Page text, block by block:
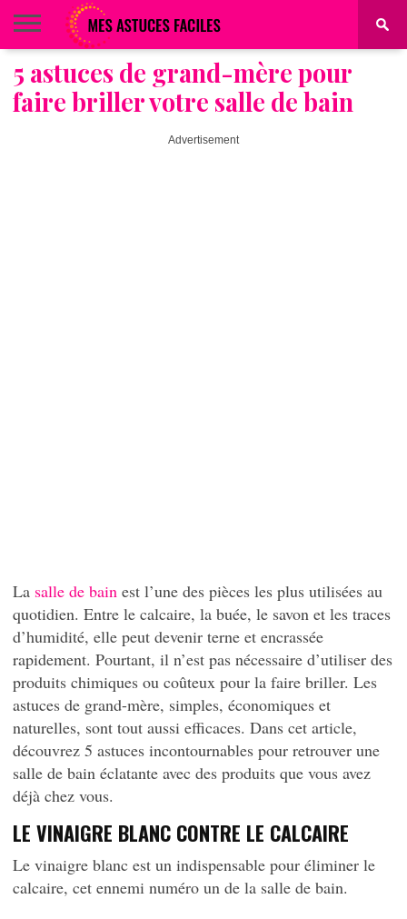
BEAUTÉ
COIFFURE
ALIMENTATION
MAQUILLAGE
MAISON
5 astuces de grand-mère pour
faire briller votre salle de bain
Advertisement
La salle de bain est l’une des pièces les plus utilisées au
quotidien. Entre le calcaire, la buée, le savon et les traces
d’humidité, elle peut devenir terne et encrassée
rapidement. Pourtant, il n’est pas nécessaire d’utiliser des
produits chimiques ou coûteux pour la faire briller. Les
astuces de grand-mère, simples, économiques et
naturelles, sont tout aussi efficaces. Dans cet article,
découvrez 5 astuces incontournables pour retrouver une
salle de bain éclatante avec des produits que vous avez
déjà chez vous.
LE VINAIGRE BLANC CONTRE LE CALCAIRE
Le vinaigre blanc est un indispensable pour éliminer le
calcaire, cet ennemi numéro un de la salle de bain.